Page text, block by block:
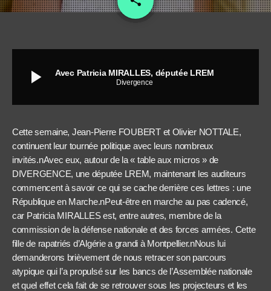
play_arrow Avec Patricia MIRALLES, députée LREM
Divergence
Cette semaine, Jean-Pierre FOUBERT et Olivier NOTTALE,
continuent leur tournée politique avec leurs nombreux
invités.nAvec eux, autour de la « table aux micros » de
DIVERGENCE, une députée LREM, maintenant les auditeurs
commencent à savoir ce qui se cache derrière ces lettres : une
République en Marche.nPeut-être en marche au pas cadencé,
car Patricia MIRALLES est, entre autres, membre de la
commission de la défense nationale et des forces armées. Cette
fille de rapatriés d’Algérie a grandi à Montpellier.nNous lui
demanderons brièvement de nous retracer son parcours
atypique qui l’a propulsé sur les bancs de l’Assemblée nationale
et quel effet cela fait de se retrouver sous les projecteurs et les